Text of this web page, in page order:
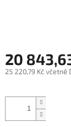
20
25 220,79 Kč včetně
cena: